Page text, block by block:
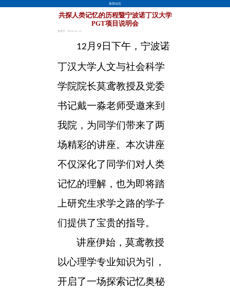
新闻动态
共探人类记忆的历程暨宁波诺丁汉大学
PGT项目说明会
张培艺 · 2024-12-12
12 月 9 日下午 ，宁波诺
丁汉大学人文与社会科学
学院院长莫鸢教授及党委
书记戴一淼老师受邀来到
我院 ，为同学们带来了两
场精彩的讲座。本次讲座
不仅深化了 同学们对人类
记忆的理解，也为即将踏
上研究生求学之路的学子
们提供了宝贵的指导。
讲座伊始，莫鸢教授
以心理学专业知识为引，
开启了一场探索记忆奥秘